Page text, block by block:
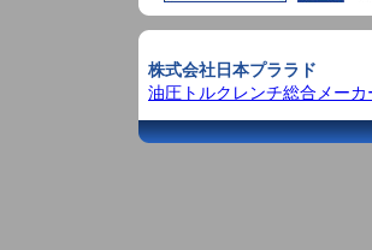
株式会社日本プララド
油圧トルクレンチ総合メーカ